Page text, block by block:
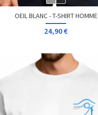
OEIL BLANC - T-SHIRT HOMME
24,90 €